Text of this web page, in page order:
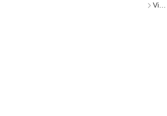
Vize do budoucna